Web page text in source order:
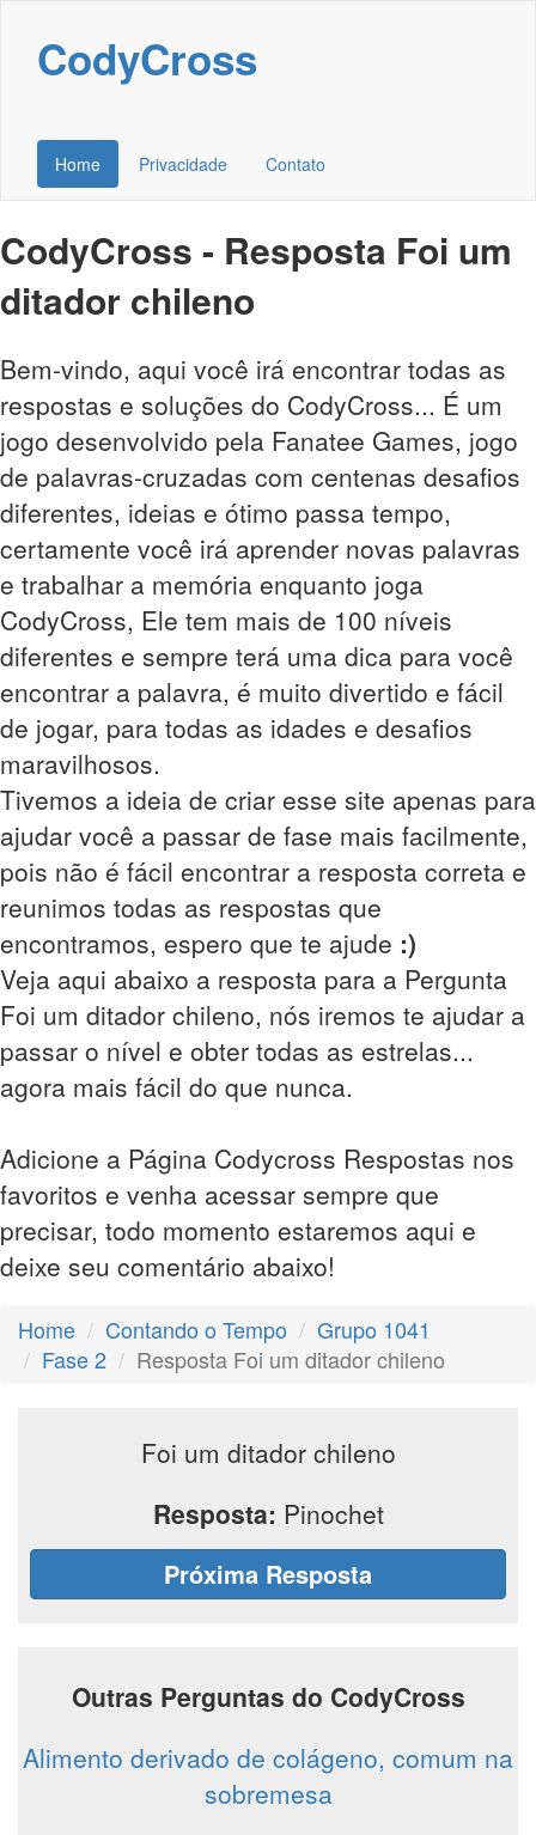
CodyCross
Home Privacidade Contato
CodyCross - Resposta Foi um
ditador chileno
Bem-vindo, aqui você irá encontrar todas as
respostas e soluções do CodyCross... É um
jogo desenvolvido pela Fanatee Games, jogo
de palavras-cruzadas com centenas desafios
diferentes, ideias e ótimo passa tempo,
certamente você irá aprender novas palavras
e trabalhar a memória enquanto joga
CodyCross, Ele tem mais de 100 níveis
diferentes e sempre terá uma dica para você
encontrar a palavra, é muito divertido e fácil
de jogar, para todas as idades e desafios
maravilhosos.
Tivemos a ideia de criar esse site apenas para
ajudar você a passar de fase mais facilmente,
pois não é fácil encontrar a resposta correta e
reunimos todas as respostas que
encontramos, espero que te ajude :)
Veja aqui abaixo a resposta para a Pergunta
Foi um ditador chileno, nós iremos te ajudar a
passar o nível e obter todas as estrelas...
agora mais fácil do que nunca.
Adicione a Página Codycross Respostas nos
favoritos e venha acessar sempre que
precisar, todo momento estaremos aqui e
deixe seu comentário abaixo!
Home Contando o Tempo
Grupo 1041
Fase 2
Resposta Foi um ditador chileno
Foi um ditador chileno
Resposta: Pinochet
Próxima Resposta
Outras Perguntas do CodyCross
Alimento derivado de colágeno, comum na
sobremesa